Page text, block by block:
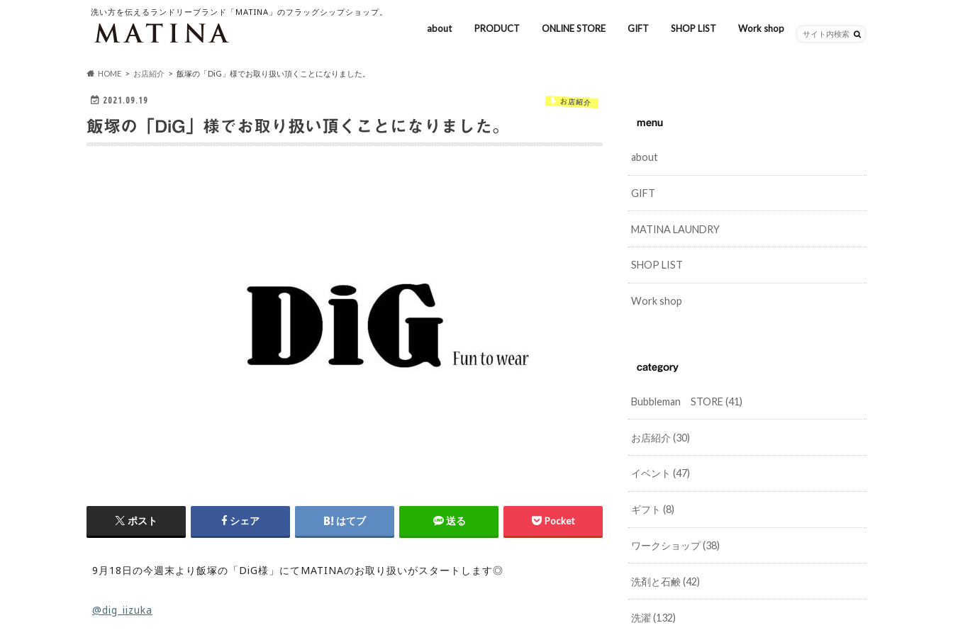
洗い方を伝えるランドリーブランド「MATINA」のフラッグシップショップ。
about PRODUCT ONLINE STORE GIFT SHOP LIST Work shop
HOME お店紹介 飯塚の「DiG」様でお取り扱い頂くことになりました。
2021.09.19 お店紹介
飯塚の「DiG」様でお取り扱い頂くことになりました。
ポスト シェア はてブ 送る Pocket
9月18日の今週末より飯塚の「DiG様」にてMATINAのお取り扱いがスタートします◎
@dig_iizuka
menu
about
GIFT
MATINA LAUNDRY
SHOP LIST
Work shop
category
Bubbleman STORE(41)
お店紹介(30)
イベント(47)
ギフト(8)
ワークショップ(38)
洗剤と石鹸(42)
洗濯(132)